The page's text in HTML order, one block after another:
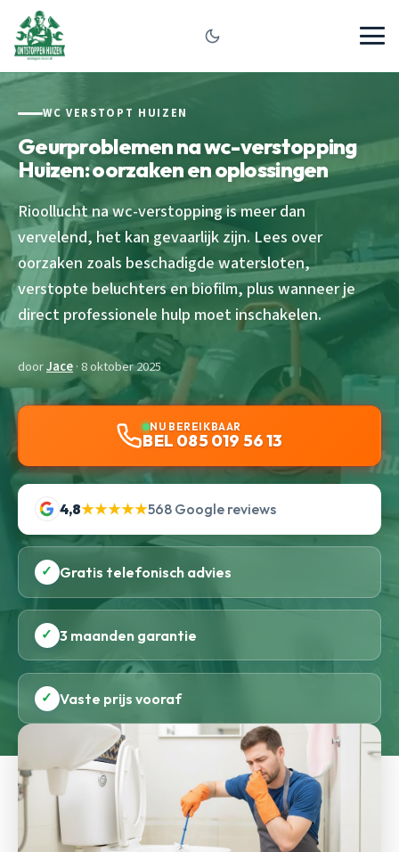
WC VERSTOPT HUIZEN
Geurproblemen na wc-verstopping
Huizen: oorzaken en oplossingen
Rioollucht na wc-verstopping is meer dan
vervelend, het kan gevaarlijk zijn. Lees over
oorzaken zoals beschadigde watersloten,
verstopte beluchters en biofilm, plus wanneer je
direct professionele hulp moet inschakelen.
doorJace· 8 oktober 2025
NU BEREIKBAAR
BEL 085 019 56 13
4,8★★★★★568 Google reviews
✓ Gratis telefonisch advies
✓ 3 maanden garantie
✓ Vaste prijs vooraf